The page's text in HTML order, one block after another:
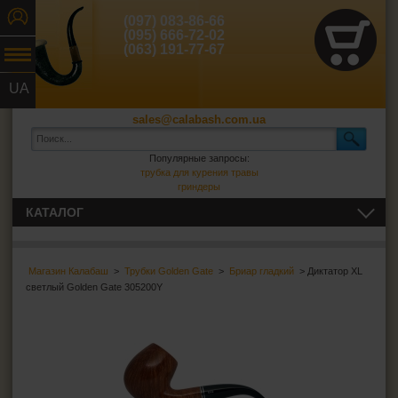
UA
(097) 083-86-66
(095) 666-72-02
(063) 191-77-67
sales@calabash.com.ua
Популярные запросы:
трубка для курения травы
гриндеры
Магазин Калабаш > Трубки Golden Gate > Бриар гладкий > Диктатор XL
светлый Golden Gate 305200Y
КАТАЛОГ
СИГАРЫ, СИГАРИЛЛЫ И ВСЁ ДЛЯ НИХ
ЗАЖИГАЛКИ